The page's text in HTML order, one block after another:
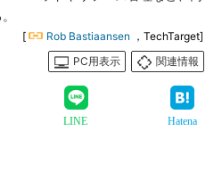
[ Rob Bastiaansen ，TechTarget]
PC用表示
関連情報
LINE Hatena